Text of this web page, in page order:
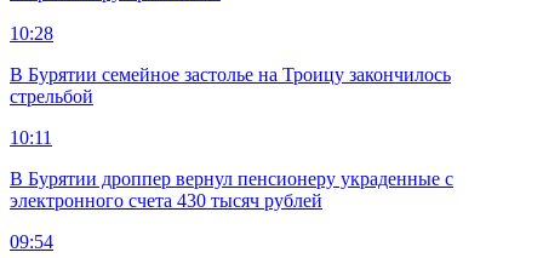
10:28
В Бурятии семейное застолье на Троицу закончилось
стрельбой
10:11
В Бурятии дроппер вернул пенсионеру украденные с
электронного счета 430 тысяч рублей
09:54